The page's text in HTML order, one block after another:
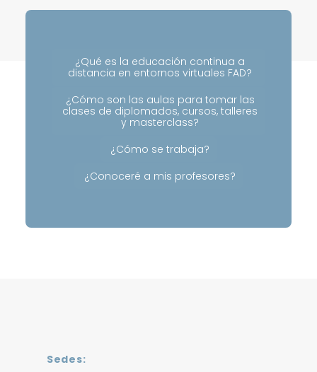
¿Qué es la educación continua a
distancia en entornos virtuales FAD?
¿Cómo son las aulas para tomar las
clases de diplomados, cursos, talleres
y masterclass?
¿Cómo se trabaja?
¿Conoceré a mis profesores?
Sedes: